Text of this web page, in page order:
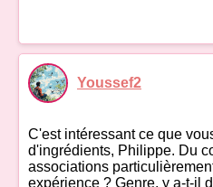
Youssef2
C'est intéressant ce que
d'ingrédients, Philippe. Du
associations
expérience ? Genre, y a-t-il